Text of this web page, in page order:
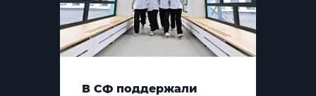
В СФ поддержали